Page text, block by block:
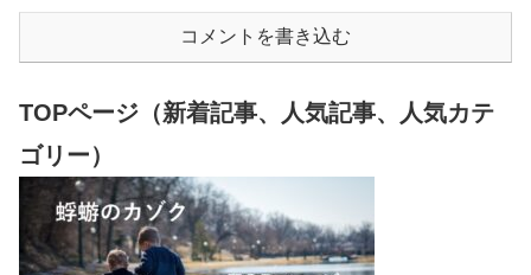
コメントを書き込む
TOPページ（新着記事、人気記事、人気カテ
ゴリー）